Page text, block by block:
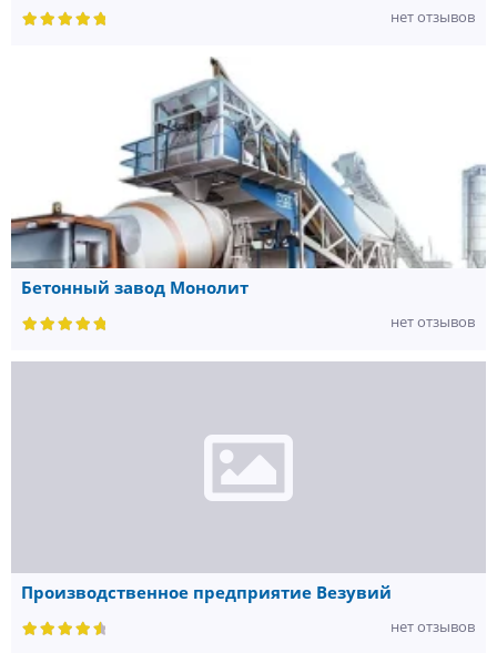
нет отзывов
Бетонный завод Монолит
нет отзывов
Производственное предприятие Везувий
нет отзывов